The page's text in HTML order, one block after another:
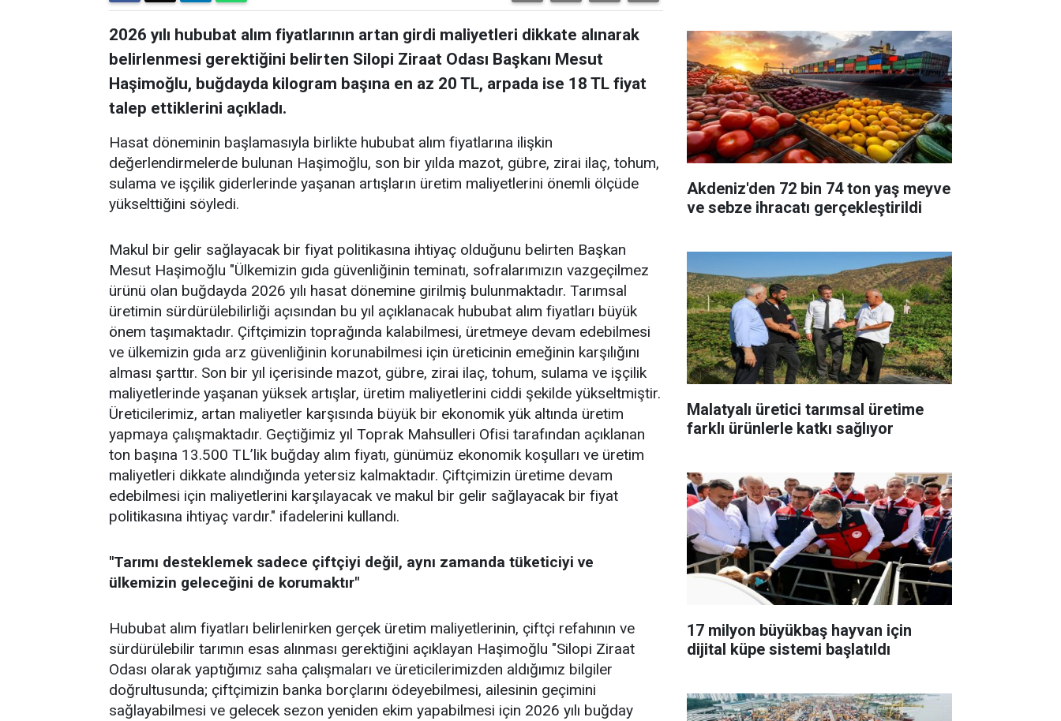
2026 yılı hububat alım fiyatlarının artan girdi maliyetleri dikkate alınarak
belirlenmesi gerektiğini belirten Silopi Ziraat Odası Başkanı Mesut
Haşimoğlu, buğdayda kilogram başına en az 20 TL, arpada ise 18 TL fiyat
talep ettiklerini açıkladı.
Hasat döneminin başlamasıyla birlikte hububat alım fiyatlarına ilişkin
değerlendirmelerde bulunan Haşimoğlu, son bir yılda mazot, gübre, zirai ilaç, tohum,
sulama ve işçilik giderlerinde yaşanan artışların üretim maliyetlerini önemli ölçüde
yükselttiğini söyledi.
Makul bir gelir sağlayacak bir fiyat politikasına ihtiyaç olduğunu belirten Başkan
Mesut Haşimoğlu "Ülkemizin gıda güvenliğinin teminatı, sofralarımızın vazgeçilmez
ürünü olan buğdayda 2026 yılı hasat dönemine girilmiş bulunmaktadır. Tarımsal
üretimin sürdürülebilirliği açısından bu yıl açıklanacak hububat alım fiyatları büyük
önem taşımaktadır. Çiftçimizin toprağında kalabilmesi, üretmeye devam edebilmesi
ve ülkemizin gıda arz güvenliğinin korunabilmesi için üreticinin emeğinin karşılığını
alması şarttır. Son bir yıl içerisinde mazot, gübre, zirai ilaç, tohum, sulama ve işçilik
maliyetlerinde yaşanan yüksek artışlar, üretim maliyetlerini ciddi şekilde yükseltmiştir.
Üreticilerimiz, artan maliyetler karşısında büyük bir ekonomik yük altında üretim
yapmaya çalışmaktadır. Geçtiğimiz yıl Toprak Mahsulleri Ofisi tarafından açıklanan
ton başına 13.500 TL’lik buğday alım fiyatı, günümüz ekonomik koşulları ve üretim
maliyetleri dikkate alındığında yetersiz kalmaktadır. Çiftçimizin üretime devam
edebilmesi için maliyetlerini karşılayacak ve makul bir gelir sağlayacak bir fiyat
politikasına ihtiyaç vardır." ifadelerini kullandı.
"Tarımı desteklemek sadece çiftçiyi değil, aynı zamanda tüketiciyi ve
ülkemizin geleceğini de korumaktır"
Hububat alım fiyatları belirlenirken gerçek üretim maliyetlerinin, çiftçi refahının ve
sürdürülebilir tarımın esas alınması gerektiğini açıklayan Haşimoğlu "Silopi Ziraat
Odası olarak yaptığımız saha çalışmaları ve üreticilerimizden aldığımız bilgiler
doğrultusunda; çiftçimizin banka borçlarını ödeyebilmesi, ailesinin geçimini
sağlayabilmesi ve gelecek sezon yeniden ekim yapabilmesi için 2026 yılı buğday
Akdeniz'den 72 bin 74 ton yaş meyve
ve sebze ihracatı gerçekleştirildi
Malatyalı üretici tarımsal üretime
farklı ürünlerle katkı sağlıyor
17 milyon büyükbaş hayvan için
dijital küpe sistemi başlatıldı